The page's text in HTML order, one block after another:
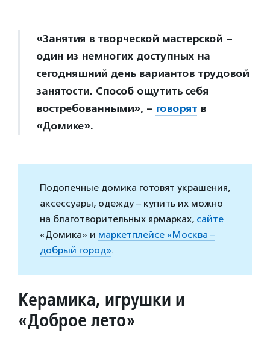
«Занятия в творческой мастерской –
один из немногих доступных на
сегодняшний день вариантов трудовой
занятости. Способ ощутить себя
востребованными», – говорят в
«Домике».
Подопечные домика готовят украшения,
аксессуары, одежду – купить их можно
на благотворительных ярмарках, сайте
«Домика» и маркетплейсе «Москва –
добрый город».
Керамика, игрушки и
«Доброе лето»